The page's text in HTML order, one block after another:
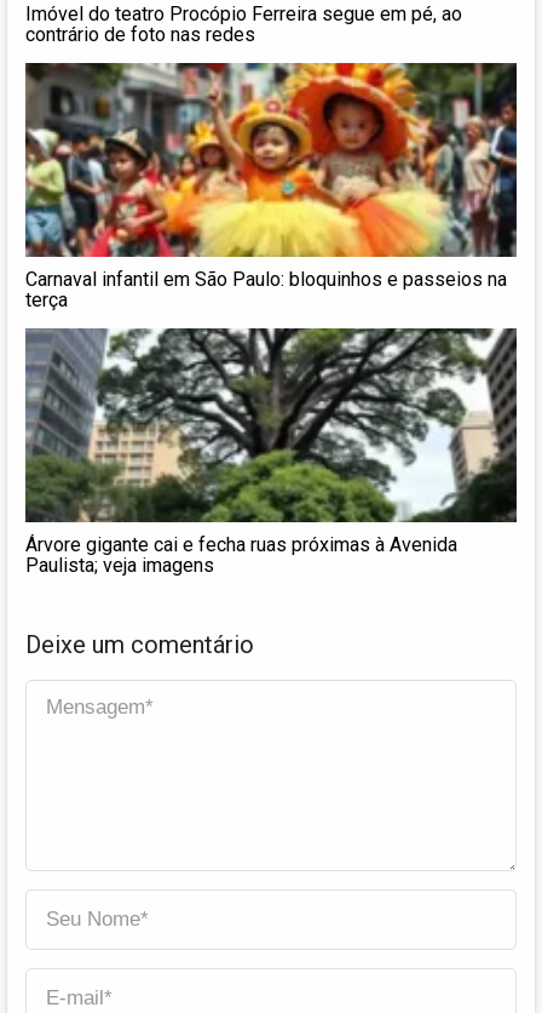
Imóvel do teatro Procópio Ferreira segue em pé, ao
contrário de foto nas redes
Carnaval infantil em São Paulo: bloquinhos e passeios na
terça
Árvore gigante cai e fecha ruas próximas à Avenida
Paulista; veja imagens
Deixe um comentário